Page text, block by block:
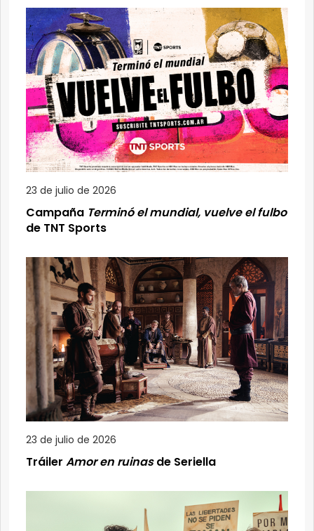
23 de julio de 2026
Campaña Terminó el mundial, vuelve el fulbo
de TNT Sports
23 de julio de 2026
Tráiler Amor en ruinasde Seriella